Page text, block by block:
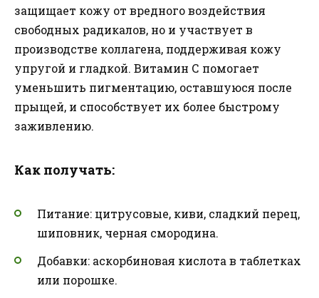
защищает кожу от вредного воздействия
свободных радикалов, но и участвует в
производстве коллагена, поддерживая кожу
упругой и гладкой. Витамин С помогает
уменьшить пигментацию, оставшуюся после
прыщей, и способствует их более быстрому
заживлению.
Как получать:
Питание: цитрусовые, киви, сладкий перец,
шиповник, черная смородина.
Добавки: аскорбиновая кислота в таблетках
или порошке.